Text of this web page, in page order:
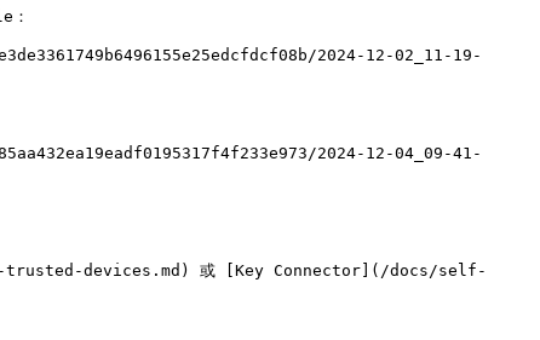
：
2024-12-02_11-19-
2024-12-04_09-41-
trusted-devices.md) 或 [Key Connector](/docs/self-